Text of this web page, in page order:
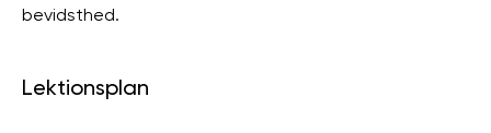
bevidsthed.
Lektionsplan